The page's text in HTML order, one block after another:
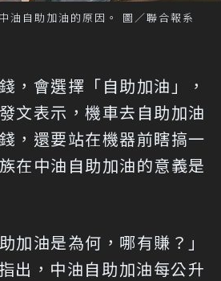
油自助加油的原因。 圖／聯合報系
，會選擇「自助加油」，
文表示，機車去自助加油
，還要站在機器前瞎搞一
在中油自助加油的意義是
加油是為何，哪有賺？ 」
出，中油自助加油每公升